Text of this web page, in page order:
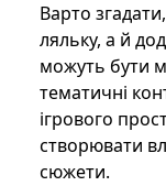
Варто
ляльку, а й
можуть бути
тематичні
ігрового
створювати
сюжети.